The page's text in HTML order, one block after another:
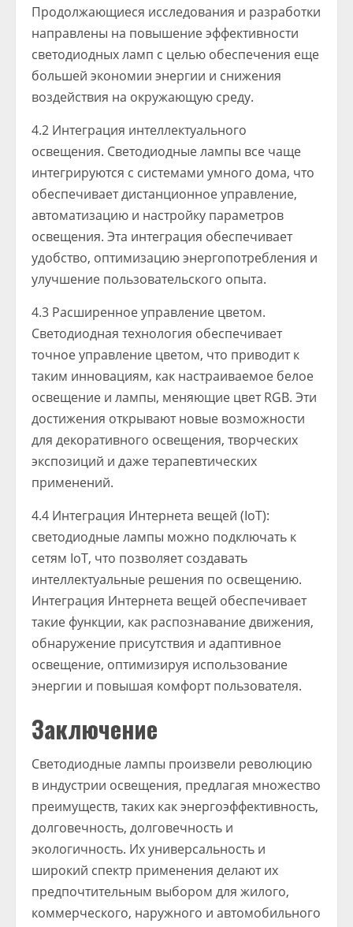
Продолжающиеся исследования и разработки
направлены на повышение эффективности
светодиодных ламп с целью обеспечения еще
большей экономии энергии и снижения
воздействия на окружающую среду.
4.2 Интеграция интеллектуального
освещения. Светодиодные лампы все чаще
интегрируются с системами умного дома, что
обеспечивает дистанционное управление,
автоматизацию и настройку параметров
освещения. Эта интеграция обеспечивает
удобство, оптимизацию энергопотребления и
улучшение пользовательского опыта.
4.3 Расширенное управление цветом.
Светодиодная технология обеспечивает
точное управление цветом, что приводит к
таким инновациям, как настраиваемое белое
освещение и лампы, меняющие цвет RGB. Эти
достижения открывают новые возможности
для декоративного освещения, творческих
экспозиций и даже терапевтических
применений.
4.4 Интеграция Интернета вещей (IoT):
светодиодные лампы можно подключать к
сетям IoT, что позволяет создавать
интеллектуальные решения по освещению.
Интеграция Интернета вещей обеспечивает
такие функции, как распознавание движения,
обнаружение присутствия и адаптивное
освещение, оптимизируя использование
энергии и повышая комфорт пользователя.
Заключение
Светодиодные лампы произвели революцию
в индустрии освещения, предлагая множество
преимуществ, таких как энергоэффективность,
долговечность, долговечность и
экологичность. Их универсальность и
широкий спектр применения делают их
предпочтительным выбором для жилого,
коммерческого, наружного и автомобильного